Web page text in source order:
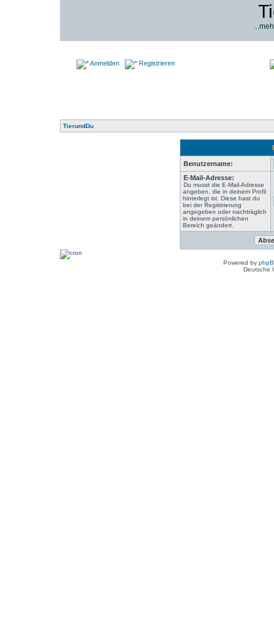
Anmelden Registrieren
TierundDu
Benutzername:
E-Mail-Adresse:
Du musst die E-Mail-Adresse
angeben, die in deinem Profil
hinterlegt ist. Diese hast du
bei der Registrierung
angegeben oder nachträglich
in deinem persönlichen
Bereich geändert.
Powered by
Deutsche